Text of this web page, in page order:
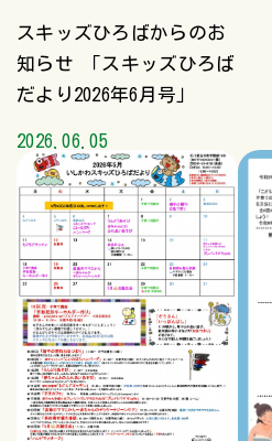
スキッズひろばからのお
知らせ 「スキッズひろば
だより2026年6月号」
2026.06.05